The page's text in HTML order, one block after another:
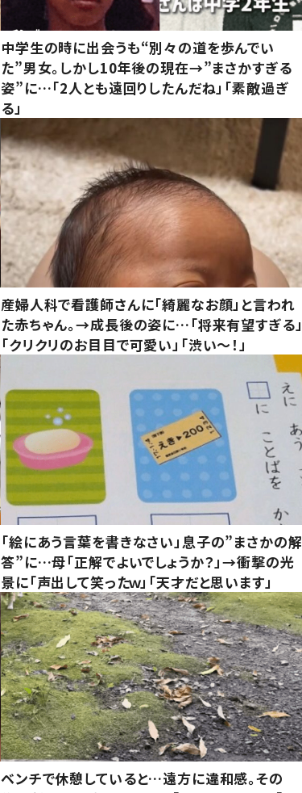
中学生の時に出会うも“別々の道を歩んでい
た”男女。しかし10年後の現在→”まさかすぎる
姿”に…「2人とも遠回りしたんだね」「素敵過ぎ
る」
産婦人科で看護師さんに「綺麗なお顔」と言われ
た赤ちゃん。→成長後の姿に…「将来有望すぎる」
「クリクリのお目目で可愛い」「渋い～！」
「絵にあう言葉を書きなさい」息子の”まさかの解
答”に…母「正解でよいでしょうか？」→衝撃の光
景に「声出して笑ったｗ」「天才だと思います」
ベンチで休憩していると…遠方に違和感。その